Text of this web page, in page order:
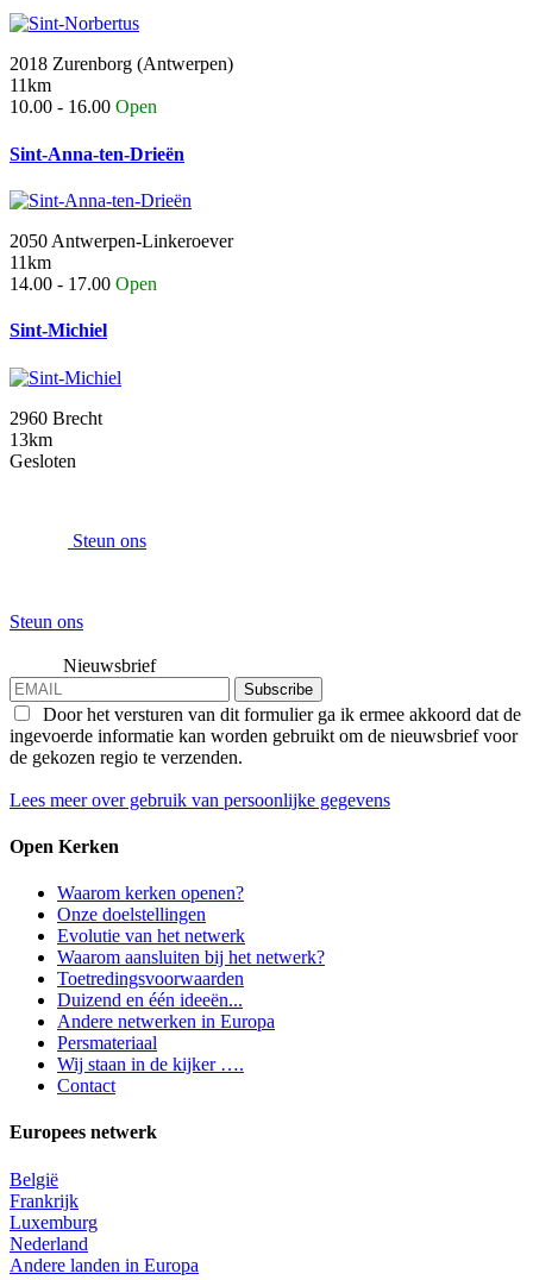
2018 Zurenborg (Antwerpen)
11km
10.00 - 16.00 Open
Sint-Anna-ten-Drieën
2050 Antwerpen-Linkeroever
11km
14.00 - 17.00 Open
Sint-Michiel
2960 Brecht
13km
Gesloten
Steun ons
Steun ons
Nieuwsbrief
Subscribe
Door het versturen van dit formulier ga ik ermee akkoord dat de
ingevoerde informatie kan worden gebruikt om de nieuwsbrief voor
de gekozen regio te verzenden.
Lees meer over gebruik van persoonlijke gegevens
Open Kerken
Waarom kerken openen?
Onze doelstellingen
Evolutie van het netwerk
Waarom aansluiten bij het netwerk?
Toetredingsvoorwaarden
Duizend en één ideeën...
Andere netwerken in Europa
Persmateriaal
Wij staan in de kijker ….
Contact
Europees netwerk
België
Frankrijk
Luxemburg
Nederland
Andere landen in Europa